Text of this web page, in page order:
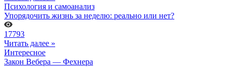
Психология и самоанализ
Упорядочить жизнь за неделю: реально или нет?
17793
Читать далее »
Интересное
Закон Вебера — Фехнера